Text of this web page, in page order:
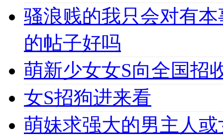
骚浪贱的我只会对有
的帖子好吗
萌新少女女S向全国招
女S招狗进来看
萌妹求强大的男主人